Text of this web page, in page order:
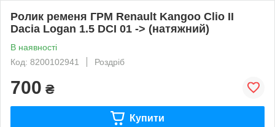
Ролик ременя ГРМ Renault Kangoo Clio II
Dacia Logan 1.5 DCI 01 -> (натяжний)
В наявності
Код: 8200102941
Роздріб
700 ₴
Купити